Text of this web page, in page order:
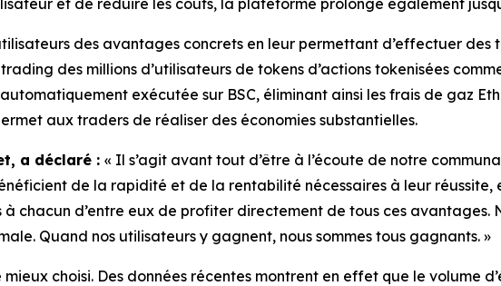
des avantages concrets en leur permettant d’effectuer des
des millions d’utilisateurs de tokens d’actions tokenisées
exécutée sur BSC, éliminant ainsi les frais de gaz
aux traders de réaliser des économies substantielles.
a déclaré : « Il s’agit avant tout d’être à l’écoute de notre
de la rapidité et de la rentabilité nécessaires à leur réussite,
à chacun d’entre eux de profiter directement de tous ces avantages.
Quand nos utilisateurs y gagnent, nous sommes tous gagnants. »
choisi. Des données récentes montrent en effet que le volume